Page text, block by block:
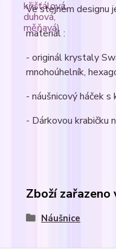
Ve stejném designu
materiál :
- originál krystaly
mnohoúhelník,
- náušnicový háček
- Dárkovou krabičku
Zboží
Náušnice